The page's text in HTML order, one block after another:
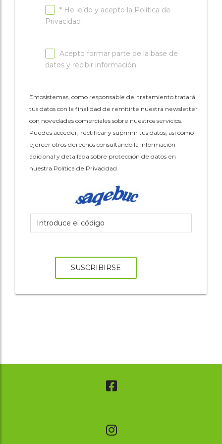
* He leído y acepto la Política de
Privacidad
Acepto formar parte de la base de
datos y recibir información
Emosistemas, como responsable del tratamiento tratará
tus datos con la finalidad de remitirte nuestra newsletter
con novedades comerciales sobre nuestros servicios.
Puedes acceder, rectificar y suprimir tus datos, así como
ejercer otros derechos consultando la información
adicional y detallada sobre protección de datos en
nuestra Política de Privacidad
SUSCRIBIRSE